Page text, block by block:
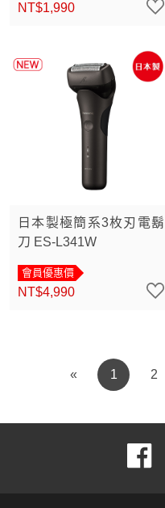
NT$1,990
日本製極簡系3枚刃電鬍
刀 ES-L341W
會員優惠價
NT$4,990
« 1 2